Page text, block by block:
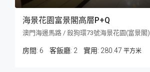
海景花園富景閣高層P+Q
澳門海邊馬路 / 殺狗環73號海景花園(富景閣)
房間: 6 客飯廳: 2 280.47 平方米